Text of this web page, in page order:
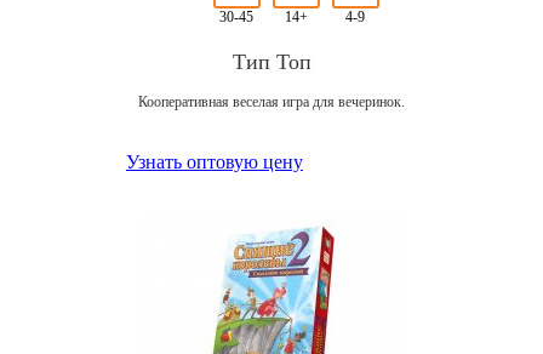
30-45 14+ 4-9
Тип Топ
Кооперативная веселая игра для вечеринок.
Узнать оптовую цену